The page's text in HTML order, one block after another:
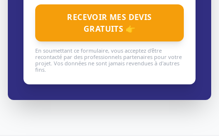
RECEVOIR MES DEVIS
GRATUITS 👉
En soumettant ce formulaire, vous acceptez d'être
recontacté par des professionnels partenaires pour votre
projet. Vos données ne sont jamais revendues à d'autres
fins.